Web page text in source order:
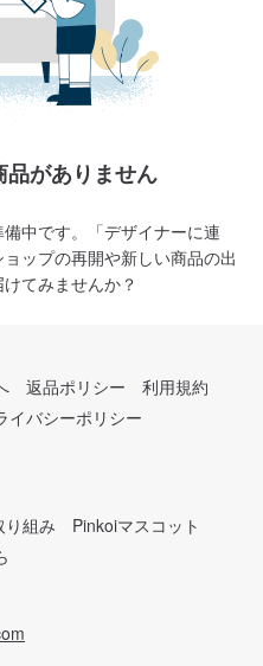
品がありません
中です。「デザイナーに連
ップの再開や新しい商品の出
てみませんか？
返品ポリシー
利用規約
イバシーポリシー
り組み
Pinkoiマスコット